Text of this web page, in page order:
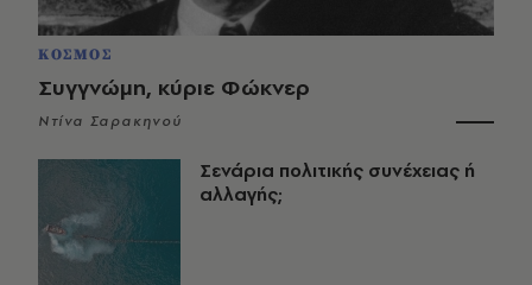
ΚΟΣΜΟΣ
Συγγνώμη, κύριε Φώκνερ
Ντίνα Σαρακηνού
Σενάρια πολιτικής συνέχειας ή
αλλαγής;